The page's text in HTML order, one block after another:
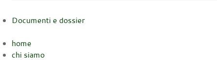
Documenti e dossier
home
chi siamo